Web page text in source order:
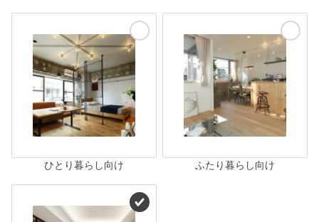
ひとり暮らし向け ふたり暮らし向け